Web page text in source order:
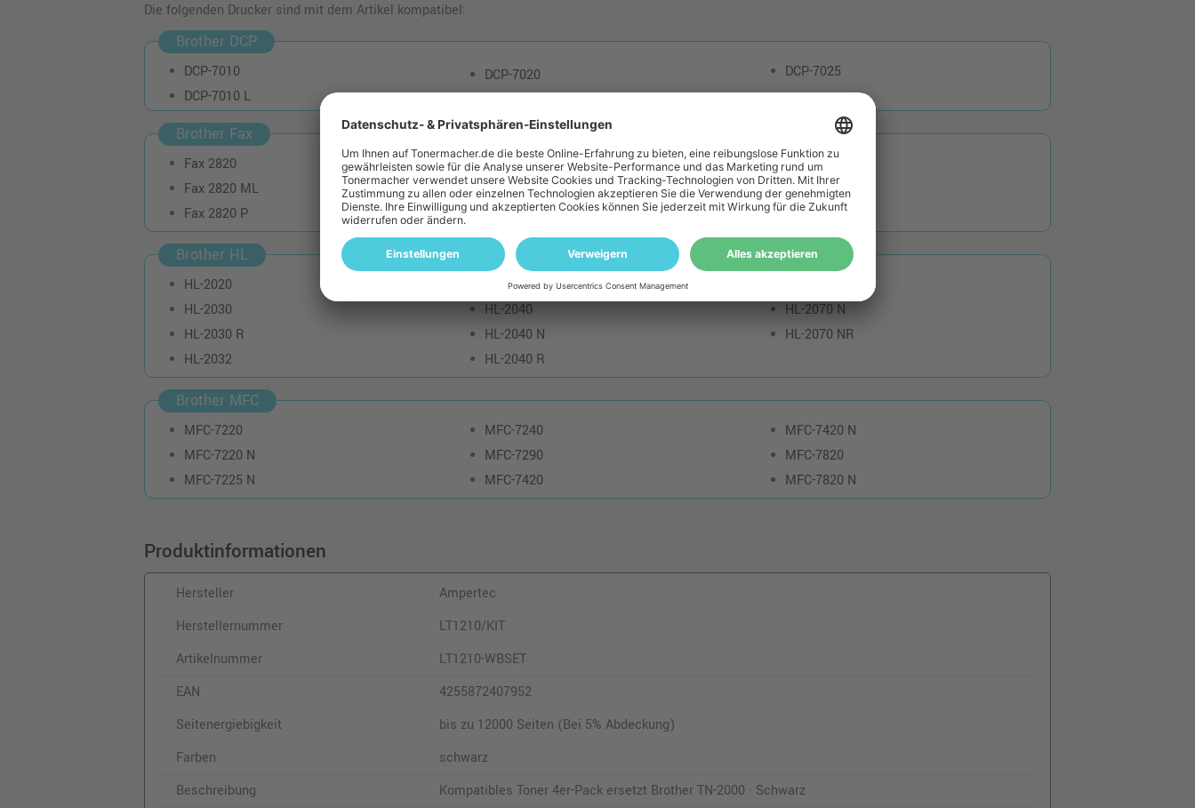
Die folgenden Drucker sind mit dem Artikel kompatibel:
Brother DCP
DCP-7010
DCP-7010 L
DCP-7020 DCP-7025
Brother Fax
Fax 2820
Fax 2820 ML
Fax 2820 P
Fax 2825
Fax 2825 ML
Fax 2920
Fax 2920 ML
Fax 2920 P
Brother HL
HL-2020
HL-2030
HL-2030 R
HL-2032
HL-2032 DN
HL-2040
HL-2040 N
HL-2040 R
HL-2070 N
HL-2070 NR
Brother MFC
MFC-7220
MFC-7220 N
MFC-7225 N
MFC-7240
MFC-7290
MFC-7420
MFC-7420 N
MFC-7820
MFC-7820 N
Produktinformationen
Hersteller
Ampertec
Herstellernummer
LT1210/KIT
Artikelnummer
LT1210-WBSET
EAN
4255872407952
Seitenergiebigkeit
bis zu 12000 Seiten (Bei 5% Abdeckung)
Farben
schwarz
Beschreibung
Kompatibles Toner 4er-Pack ersetzt Brother TN-2000 · Schwarz